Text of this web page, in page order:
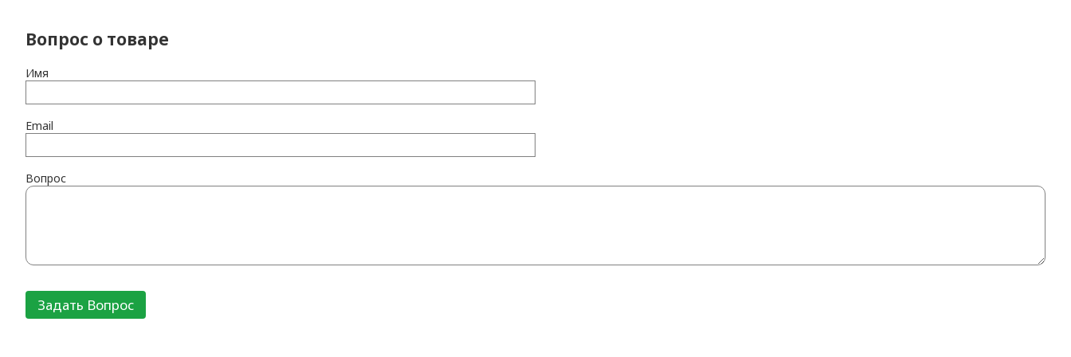
Вопрос о товаре
Имя
Email
Вопрос